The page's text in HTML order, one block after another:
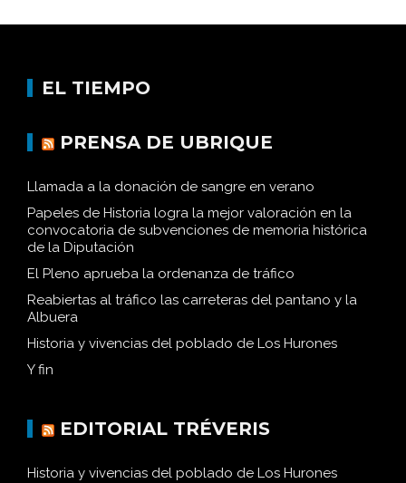
EL TIEMPO
PRENSA DE UBRIQUE
Llamada a la donación de sangre en verano
Papeles de Historia logra la mejor valoración en la
convocatoria de subvenciones de memoria histórica
de la Diputación
El Pleno aprueba la ordenanza de tráfico
Reabiertas al tráfico las carreteras del pantano y la
Albuera
Historia y vivencias del poblado de Los Hurones
Y fin
EDITORIAL TRÉVERIS
Historia y vivencias del poblado de Los Hurones